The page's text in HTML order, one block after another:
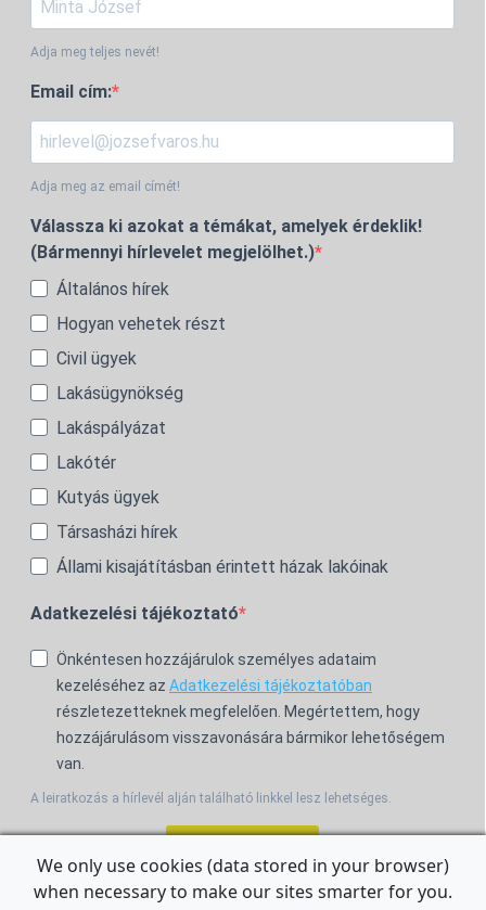
Adja meg teljes nevét!
Email cím:
Adja meg az email címét!
Válassza ki azokat a témákat, amelyek érdeklik!
(Bármennyi hírlevelet megjelölhet.)
Általános hírek
Hogyan vehetek részt
Civil ügyek
Lakásügynökség
Lakáspályázat
Lakótér
Kutyás ügyek
Társasházi hírek
Állami kisajátításban érintett házak lakóinak
Adatkezelési tájékoztató
Önkéntesen hozzájárulok személyes adataim
kezeléséhez az Adatkezelési tájékoztatóban
részletezetteknek megfelelően. Megértettem, hogy
hozzájárulásom visszavonására bármikor lehetőségem
van.
A leiratkozás a hírlevél alján található linkkel lesz lehetséges.
For the English Newsletter, click HERE.
We only use cookies (data stored in your browser)
when necessary to make our sites smarter for you.